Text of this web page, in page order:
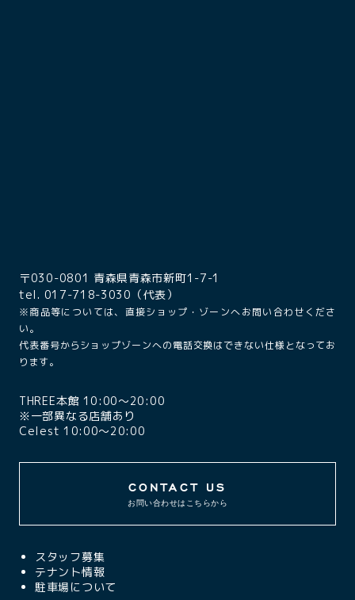
〒030-0801 青森県青森市新町1-7-1
tel. 017-718-3030（代表）
※商品等については、直接ショップ・ゾーンへお問い合わせくださ
い。
代表番号からショップゾーンへの電話交換はできない仕様となってお
ります。
THREE本館 10:00〜20:00
※一部異なる店舗あり
Celest 10:00〜20:00
CONTACT US
お問い合わせはこちらから
スタッフ募集
テナント情報
駐車場について